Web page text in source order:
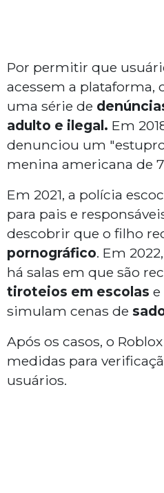
Por permitir que
acessem a plataforma,
uma série de
adulto e ilegal. Em
denunciou um
menina americana de
Em 2021, a polícia
para pais e
descobrir que o filho
pornográfico. Em
há salas em que são
tiroteios em escolas e
simulam cenas de
Após os casos, o
medidas para
usuários.